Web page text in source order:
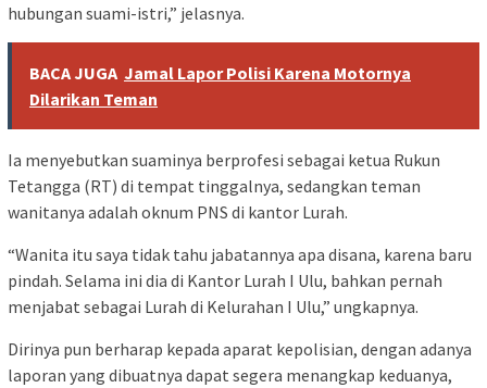
hubungan suami-istri,” jelasnya.
BACA JUGA Jamal Lapor Polisi Karena Motornya
Dilarikan Teman
Ia menyebutkan suaminya berprofesi sebagai ketua Rukun
Tetangga (RT) di tempat tinggalnya, sedangkan teman
wanitanya adalah oknum PNS di kantor Lurah.
“Wanita itu saya tidak tahu jabatannya apa disana, karena baru
pindah. Selama ini dia di Kantor Lurah I Ulu, bahkan pernah
menjabat sebagai Lurah di Kelurahan I Ulu,” ungkapnya.
Dirinya pun berharap kepada aparat kepolisian, dengan adanya
laporan yang dibuatnya dapat segera menangkap keduanya,